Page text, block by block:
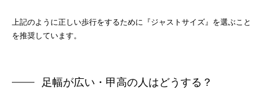
上記のように正しい歩行をするために『ジャストサイズ』を選ぶこと
を推奨しています。
足幅が広い・甲高の人はどうする？